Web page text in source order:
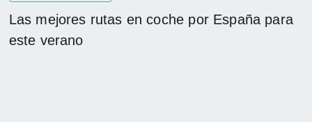
Las mejores rutas en coche por España para
este verano